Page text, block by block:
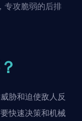
专攻脆弱的后排
胁和迫使敌人反
快速决策和机械